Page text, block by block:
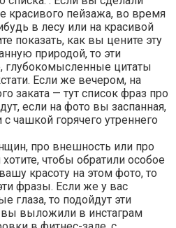
красивого пейзажа, во время
в лесу или на красивой
показать, как вы цените эту
природой, то эти
глубокомысленные цитаты
Если же вечером, на
заката — тут список фраз про
если на фото вы заспанная,
чашкой горячего утреннего
про внешность или про
чтобы обратили особое
красоту на этом фото, то
фразы. Если же у вас
глаза, то подойдут эти
выложили в инстаграм